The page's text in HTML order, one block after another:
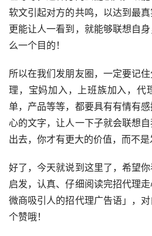
软文引起对方的共鸣，以达到最真
更能让人一看到，就能够联想自
么一个目的！
所以在我们发朋友圈，一定要记
理，宝妈加入，上班族加入，代
单，产品等等，都要具有有情有
心的文字，让人一下子就会联想
出去，你才有更大的价值，而不是
好了，今天就说到这里了，希望
启发，认真、仔细阅读完招代理走
微商吸引人的招代理广告语」，
个赞哦！